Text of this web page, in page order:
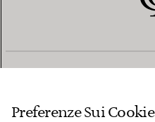
Preferenze Sui Cookie